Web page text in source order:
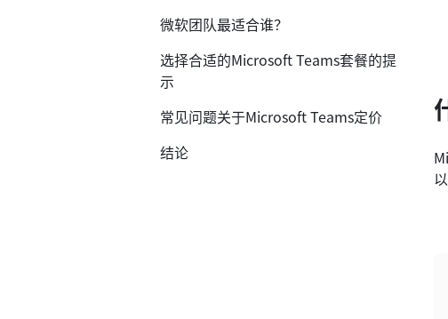
微软团队最适合谁？
选择合适的Microsoft Teams套餐的提
示
常见问题关于Microsoft Teams定价
结论